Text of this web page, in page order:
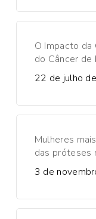
O Impacto da
do Câncer de
22 de julho
Mulheres
das próteses
3 de